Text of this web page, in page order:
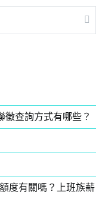
查詢方式有哪些？
度有關嗎？上班族薪